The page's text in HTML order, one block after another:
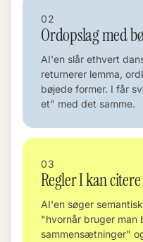
02
Ordopslag med
AI'en slår ethvert
returnerer lemma,
bøjede former. I får
et" med det samme.
03
Regler I kan citere
AI'en søger
"hvornår bruger man
sammensætninger"